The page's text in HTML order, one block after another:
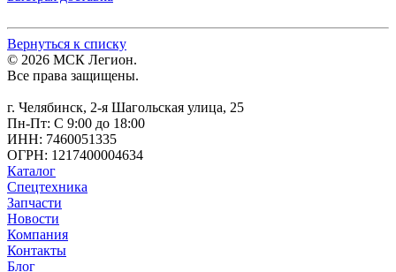
Вернуться к списку
© 2026 МСК Легион.
Все права защищены.
г. Челябинск, 2-я Шагольская улица, 25
Пн-Пт: С 9:00 до 18:00
ИНН: 7460051335
ОГРН: 1217400004634
Каталог
Спецтехника
Запчасти
Новости
Компания
Контакты
Блог